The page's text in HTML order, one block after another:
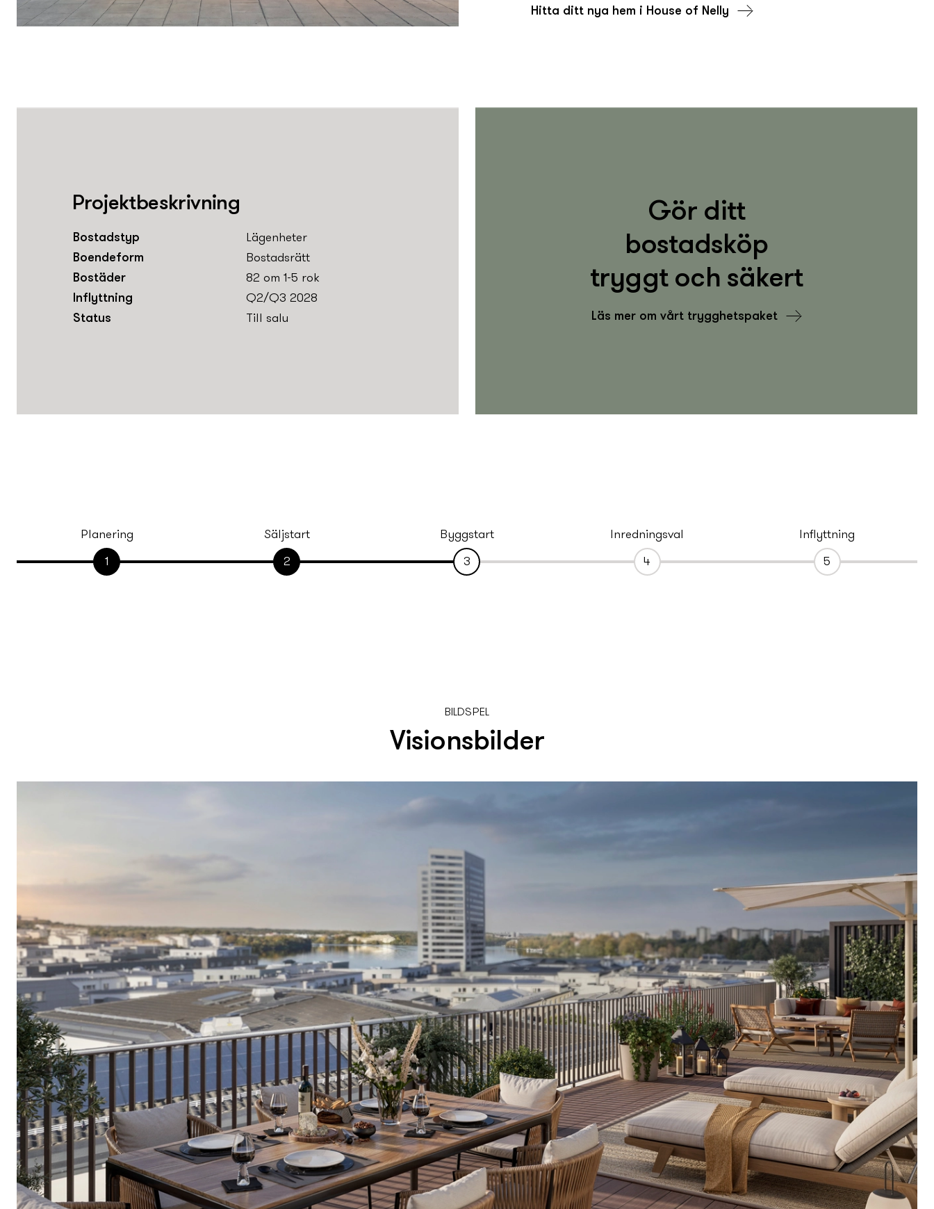
Hitta ditt ny­­­a hem i House of Nelly
Projektbeskrivning
Bostadstyp
Lägenheter
Boendeform
Bostadsrätt
Bostäder
82 om 1-5 rok
Inflyttning
Q2/Q3 2028
Status
Till salu
Gör ditt
bostadsköp
tryggt och säkert
Läs mer om vårt trygghets­­­­paket
Planering
1
Säljstart
2
Byggstart
3
Inrednings­val
4
Inflyttning
5
BILDSPEL
Visionsbilder